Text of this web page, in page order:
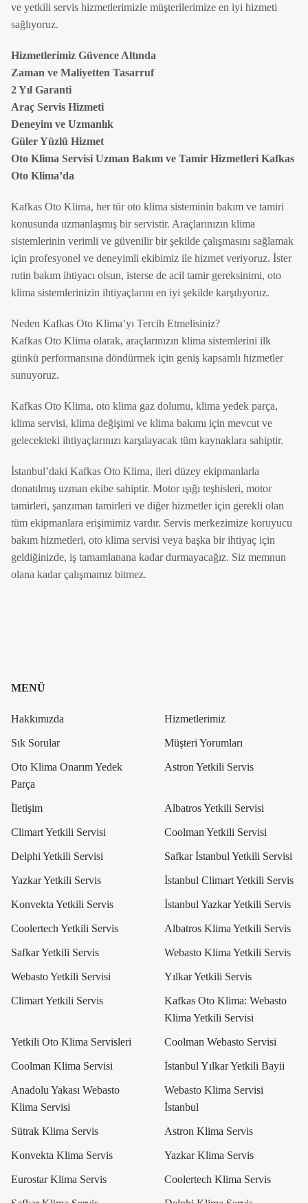
ve yetkili servis hizmetlerimizle müşterilerimize en iyi hizmeti
sağlıyoruz.
Hizmetlerimiz Güvence Altında
Zaman ve Maliyetten Tasarruf
2 Yıl Garanti
Araç Servis Hizmeti
Deneyim ve Uzmanlık
Güler Yüzlü Hizmet
Oto Klima Servisi Uzman Bakım ve Tamir Hizmetleri Kafkas
Oto Klima’da
Kafkas Oto Klima, her tür oto klima sisteminin bakım ve tamiri
konusunda uzmanlaşmış bir servistir. Araçlarınızın klima
sistemlerinin verimli ve güvenilir bir şekilde çalışmasını sağlamak
için profesyonel ve deneyimli ekibimiz ile hizmet veriyoruz. İster
rutin bakım ihtiyacı olsun, isterse de acil tamir gereksinimi, oto
klima sistemlerinizin ihtiyaçlarını en iyi şekilde karşılıyoruz.
Neden Kafkas Oto Klima’yı Tercih Etmelisiniz?
Kafkas Oto Klima olarak, araçlarınızın klima sistemlerini ilk
günkü performansına döndürmek için geniş kapsamlı hizmetler
sunuyoruz.
Kafkas Oto Klima, oto klima gaz dolumu, klima yedek parça,
klima servisi, klima değişimi ve klima bakımı için mevcut ve
gelecekteki ihtiyaçlarınızı karşılayacak tüm kaynaklara sahiptir.
İstanbul’daki Kafkas Oto Klima, ileri düzey ekipmanlarla
donatılmış uzman ekibe sahiptir. Motor ışığı teşhisleri, motor
tamirleri, şanzıman tamirleri ve diğer hizmetler için gerekli olan
tüm ekipmanlara erişimimiz vardır. Servis merkezimize koruyucu
bakım hizmetleri, oto klima servisi veya başka bir ihtiyaç için
geldiğinizde, iş tamamlanana kadar durmayacağız. Siz memnun
olana kadar çalışmamız bitmez.
MENÜ
Hakkımızda Hizmetlerimiz
Sık Sorular Müşteri Yorumları
Oto Klima Onarım Yedek
Parça
Astron Yetkili Servis
İletişim Albatros Yetkili Servisi
Climart Yetkili Servisi Coolman Yetkili Servisi
Delphi Yetkili Servisi Safkar İstanbul Yetkili Servisi
Yazkar Yetkili Servis İstanbul Climart Yetkili Servis
Konvekta Yetkili Servis İstanbul Yazkar Yetkili Servis
Coolertech Yetkili Servis Albatros Klima Yetkili Servis
Safkar Yetkili Servis Webasto Klima Yetkili Servis
Webasto Yetkili Servisi Yılkar Yetkili Servis
Climart Yetkili Servis
Kafkas Oto Klima: Webasto
Klima Yetkili Servisi
Yetkili Oto Klima Servisleri Coolman Webasto Servisi
Coolman Klima Servisi İstanbul Yılkar Yetkili Bayii
Anadolu Yakası Webasto
Klima Servisi
Webasto Klima Servisi
İstanbul
Sütrak Klima Servis Astron Klima Servis
Konvekta Klima Servis Yazkar Klima Servis
Eurostar Klima Servis Coolertech Klima Servis